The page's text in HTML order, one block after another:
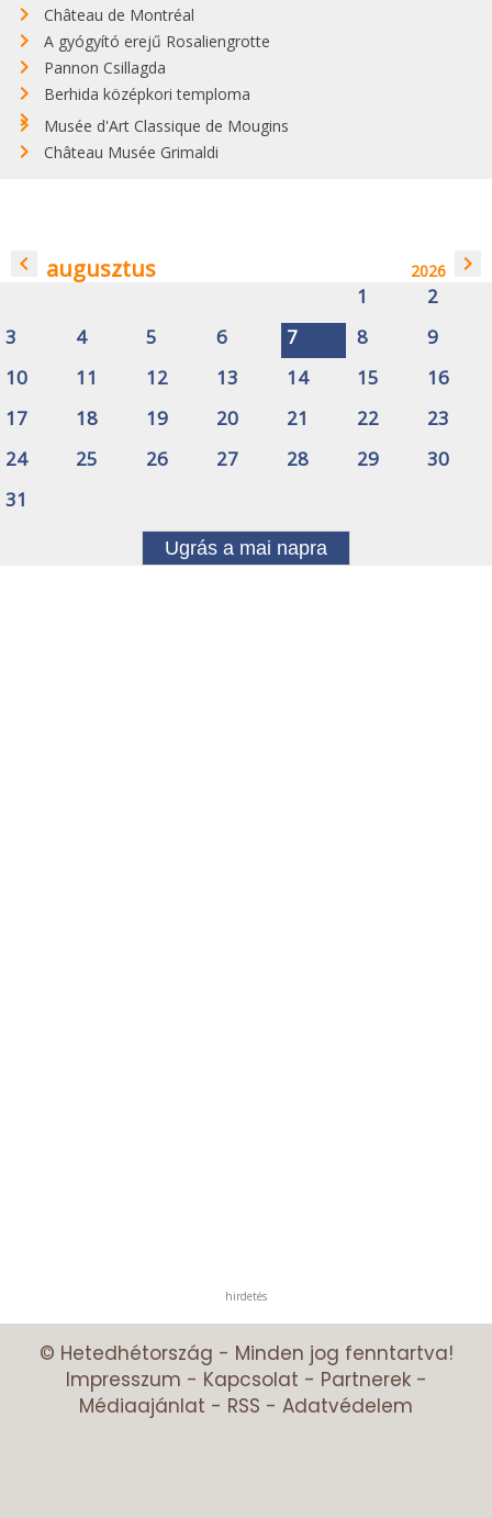
Château de Montréal
A gyógyító erejű Rosaliengrotte
Pannon Csillagda
Berhida középkori temploma
Musée d'Art Classique de Mougins
Château Musée Grimaldi
navigate_before augusztus 2026 navigate_next
1
2
3
4 5 6 7 8
9
10
11 12 13 14 15
16
17
18 19 20 21 22
23
24
25 26 27 28 29
30
31
Ugrás a mai napra
hirdetés
© Hetedhétország - Minden jog fenntartva!
Impresszum - Kapcsolat - Partnerek-
Médiaajánlat - RSS - Adatvédelem